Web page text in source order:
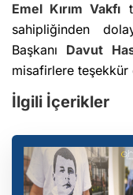
Emel Kırım Vakfı
sahipliğinden
Başkanı Davut
misafirlere teşekkür
İlgili İçerikler